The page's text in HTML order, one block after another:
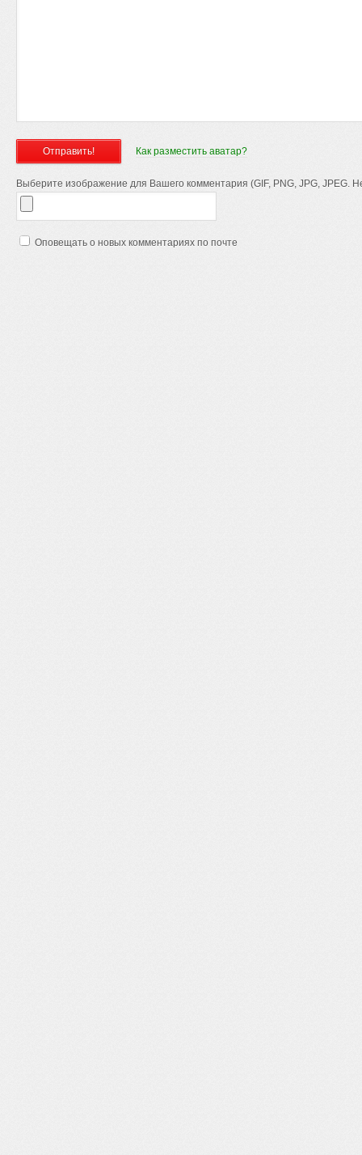
Как разместить аватар?
Выберите изображение для Вашего комментария (GIF, PNG, JPG, JPEG.
Оповещать о новых комментариях по почте